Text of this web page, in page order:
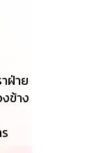
ฝ่าย
ข้าง